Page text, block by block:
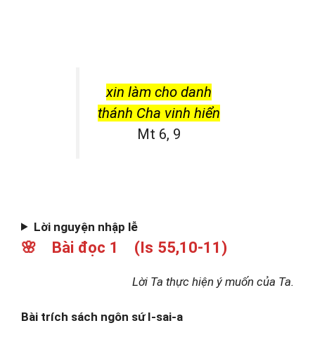
xin làm cho danh
thánh Cha vinh hiển
Mt 6, 9
Lời nguyện nhập lễ
🌸 Bài đọc 1 (Is 55,10-11)
Lời Ta thực hiện ý muốn của Ta.
Bài trích sách ngôn sứ I-sai-a